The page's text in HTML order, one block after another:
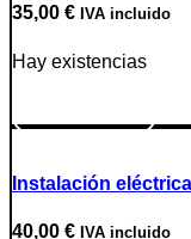
35,00 € IVA incluido
Hay existencias
Instalación
40,00 € IVA incluido